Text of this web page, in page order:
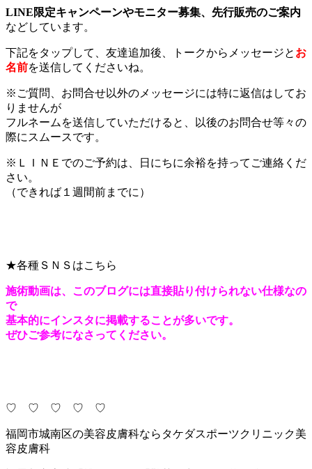
LINE限定キャンペーンやモニター募集、先行販売のご案内
などしています。
下記をタップして、友達追加後、トークからメッセージと お
名前を送信してくださいね。
※ご質問、お問合せ以外のメッセージには特に返信はしてお
りませんが
フルネームを送信していただけると、以後のお問合せ等々の
際にスムースです。
※ＬＩＮＥでのご予約は、日にちに余裕を持ってご連絡くだ
さい。
（できれば１週間前までに）
★各種ＳＮＳはこちら
施術動画は、このブログには直接貼り付けられない仕様なの
で
基本的にインスタに掲載することが多いです。
ぜひご参考になさってください。
♡ ♡ ♡ ♡ ♡
福岡市城南区の美容皮膚科ならタケダスポーツクリニック美
容皮膚科